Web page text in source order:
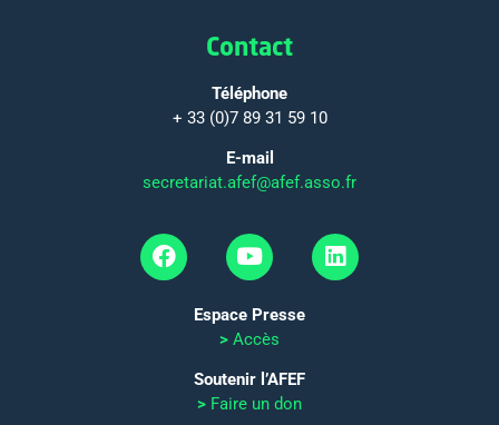
Contact
Téléphone
+ 33 (0)7 89 31 59 10
E-mail
secretariat.afef@afef.asso.fr
Espace Presse
> Accès
Soutenir l’AFEF
> Faire un don